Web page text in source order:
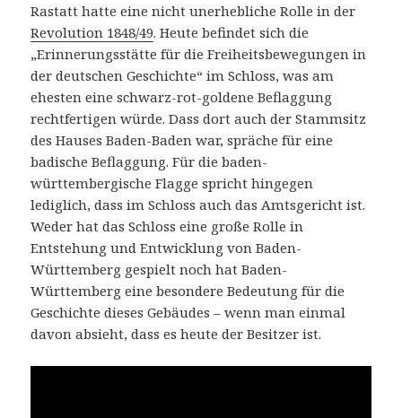
Rastatt hatte eine nicht unerhebliche Rolle in der
Revolution 1848/49. Heute befindet sich die
„Erinnerungsstätte für die Freiheitsbewegungen in
der deutschen Geschichte“ im Schloss, was am
ehesten eine schwarz-rot-goldene Beflaggung
rechtfertigen würde. Dass dort auch der Stammsitz
des Hauses Baden-Baden war, spräche für eine
badische Beflaggung. Für die baden-
württembergische Flagge spricht hingegen
lediglich, dass im Schloss auch das Amtsgericht ist.
Weder hat das Schloss eine große Rolle in
Entstehung und Entwicklung von Baden-
Württemberg gespielt noch hat Baden-
Württemberg eine besondere Bedeutung für die
Geschichte dieses Gebäudes – wenn man einmal
davon absieht, dass es heute der Besitzer ist.